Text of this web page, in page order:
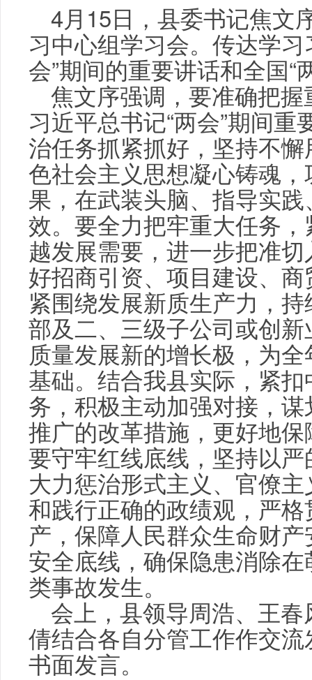
4月15日，县委书记焦文
习中心组学习会。传达学
会”期间的重要讲话和全国“
焦文序强调，要准确把
习近平总书记“两会”期间
治任务抓紧抓好，坚持不
色社会主义思想凝心铸魂
果，在武装头脑、指导实
效。要全力把牢重大任务
越发展需要，进一步把准
好招商引资、项目建设、
紧围绕发展新质生产力，
部及二、三级子公司或创
质量发展新的增长极，为
基础。结合我县实际，紧
务，积极主动加强对接，
推广的改革措施，更好地
要守牢红线底线，坚持以
大力惩治形式主义、官僚
和践行正确的政绩观，严
产，保障人民群众生命财
安全底线，确保隐患消除
类事故发生。
会上，县领导周浩、王
倩结合各自分管工作作交
书面发言。